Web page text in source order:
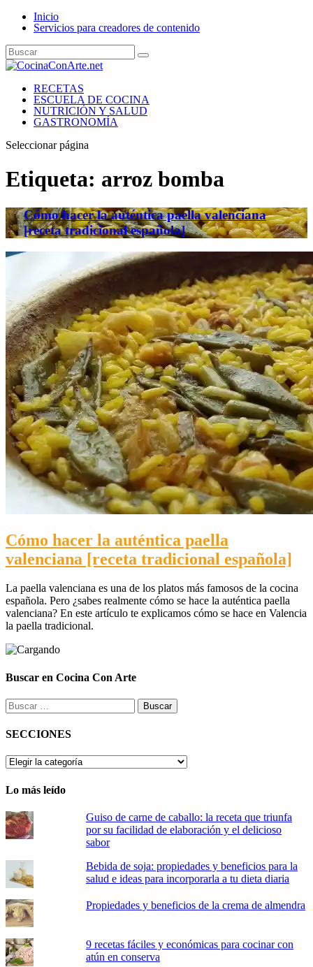
Inicio
Servicios para creadores de contenido
RECETAS
ESCUELA DE COCINA
NUTRICIÓN Y SALUD
GASTRONOMÍA
Seleccionar página
Etiqueta: arroz bomba
Cómo hacer la auténtica paella valenciana
[receta tradicional española]
Cómo hacer la auténtica paella
valenciana [receta tradicional española]
La paella valenciana es una de los platos más famosos de la cocina
española. Pero ¿sabes realmente cómo se hace la auténtica paella
valenciana? En este artículo te explicamos cómo se hace en Valencia
la paella tradicional.
Buscar en Cocina Con Arte
Buscar:
SECCIONES
SECCIONES
Lo más leído
Guiso de carne de caballo: la receta que triunfa
por su facilidad de elaboración y el delicioso
sabor
Bebida de soja: propiedades y beneficios para la
salud e ideas para incorporarla a tu dieta diaria
Propiedades y beneficios de la crema de almendra
9 recetas fáciles y económicas para cocinar con
atún en conserva